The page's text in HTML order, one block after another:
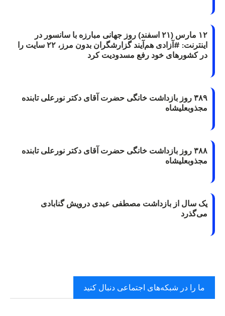
۱۲ مارس (۲۱ اسفند) روز جهانی مبارزه با سانسور در
اینترنت: #آزادی هم‌آیند گزارشگران‌ بدون مرز، ۲۲ سایت را
در کشورهای خود رفع مسدودیت کرد
۳۸۹ روز بازداشت خانگی حضرت آقای دکتر نورعلی تابنده
مجذوبعلیشاه
۳۸۸ روز بازداشت خانگی حضرت آقای دکتر نورعلی تابنده
مجذوبعلیشاه
یک سال از بازداشت مصطفی عبدی درویش گنابادی
می‌گذرد
ما را در شبکه‌های اجتماعی دنبال کنید